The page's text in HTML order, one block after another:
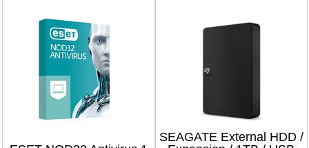
SEAGATE External HDD /